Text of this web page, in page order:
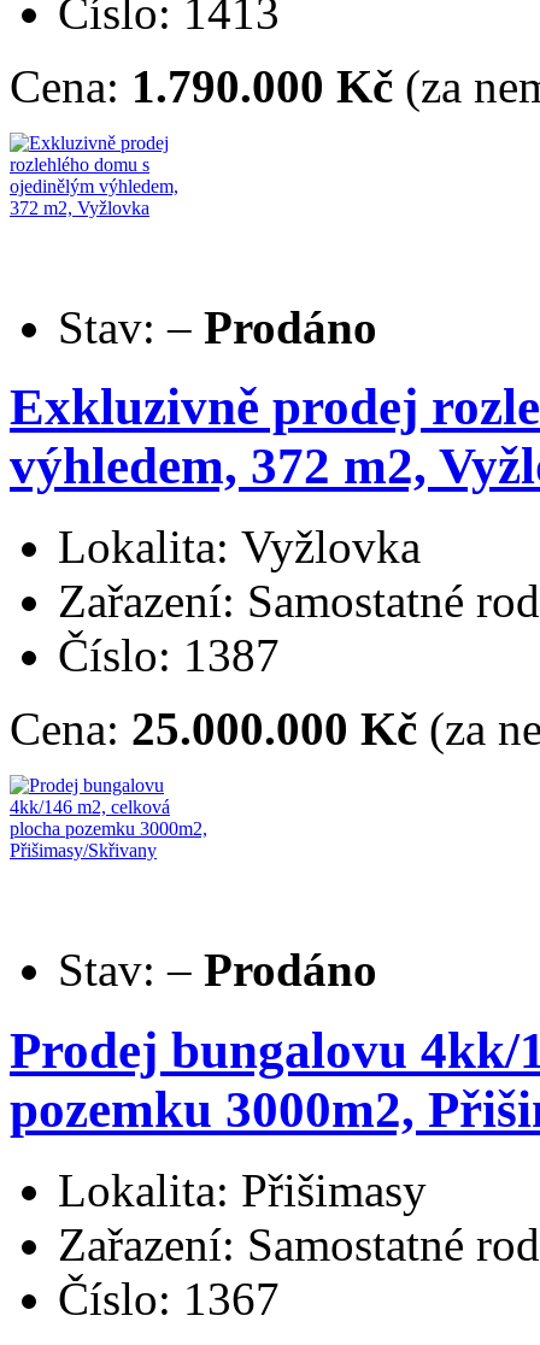
Číslo: 1413
Cena: 1.790.000 Kč (za
Stav: – Prodáno
Exkluzivně prodej
výhledem, 372 m2,
Lokalita: Vyžlovka
Zařazení: Samostatné
Číslo: 1387
Cena: 25.000.000 Kč (za
Stav: – Prodáno
Prodej bungalovu 4kk/
pozemku 3000m2,
Lokalita: Přišimasy
Zařazení: Samostatné
Číslo: 1367